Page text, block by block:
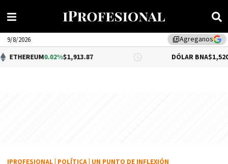
library_addAgreganos
9/8/2026
0.02%$1,913.87 DÓLAR BNA $1,520.00
IPROFESIONAL POLÍTICA UN PUNTO DE INFLEXIÓN